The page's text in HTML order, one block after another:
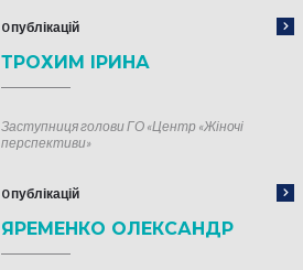
0 публікацій
ТРОХИМ ІРИНА
Заступниця голови ГО «Центр «Жіночі
перспективи»
0 публікацій
ЯРЕМЕНКО ОЛЕКСАНДР